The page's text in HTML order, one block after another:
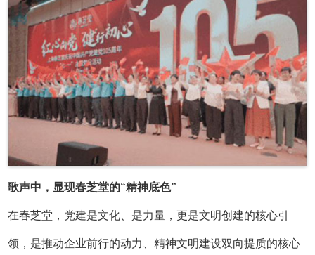
歌声中，显现春芝堂的“精神底色”
在春芝堂，党建是文化、是力量，更是文明创建的核心引
领，是推动企业前行的动力、精神文明建设双向提质的核心